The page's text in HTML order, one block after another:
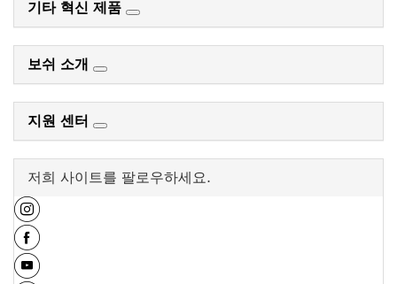
기타 혁신 제품
보쉬 소개
지원 센터
저희 사이트를 팔로우하세요.